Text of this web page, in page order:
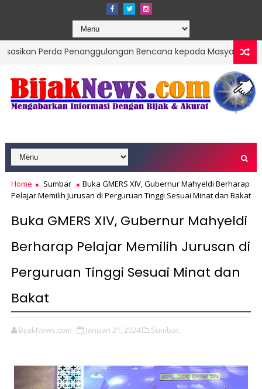
Penanggulangan Bencana kepada Masyarakat Ketaping
Home Sumbar
Buka GMERS XIV, Gubernur Mahyeldi Berharap
Pelajar Memilih Jurusan di Perguruan Tinggi Sesuai Minat dan Bakat
Buka GMERS XIV, Gubernur Mahyeldi
Berharap Pelajar Memilih Jurusan di
Perguruan Tinggi Sesuai Minat dan
Bakat
BijakNews.com Januari 21, 2024 Sumbar,